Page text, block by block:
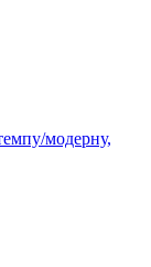
модерну,